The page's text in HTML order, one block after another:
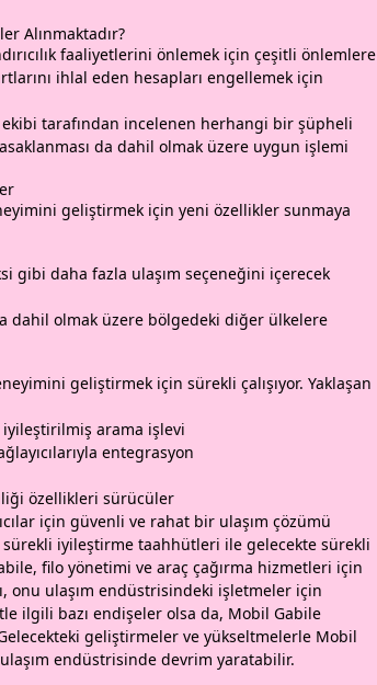
Alınmaktadır?
faaliyetlerini önlemek için çeşitli önlemlere
ihlal eden hesapları engellemek için
ekibi tarafından incelenen herhangi bir şüpheli
da dahil olmak üzere uygun işlemi
geliştirmek için yeni özellikler sunmaya
gibi daha fazla ulaşım seçeneğini içerecek
dahil olmak üzere bölgedeki diğer ülkelere
geliştirmek için sürekli çalışıyor. Yaklaşan
iyileştirilmiş arama işlevi
entegrasyon
özellikleri sürücüler
için güvenli ve rahat bir ulaşım çözümü
sürekli iyileştirme taahhütleri ile gelecekte sürekli
filo yönetimi ve araç çağırma hizmetleri için
onu ulaşım endüstrisindeki işletmeler için
ilgili bazı endişeler olsa da, Mobil Gabile
geliştirmeler ve yükseltmelerle Mobil
endüstrisinde devrim yaratabilir.